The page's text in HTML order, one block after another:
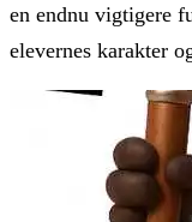
en endnu vigtigere
elevernes karakter